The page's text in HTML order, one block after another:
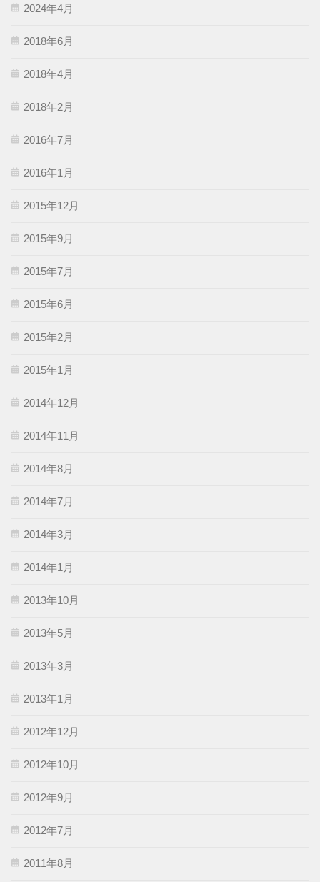
2024年4月
2018年6月
2018年4月
2018年2月
2016年7月
2016年1月
2015年12月
2015年9月
2015年7月
2015年6月
2015年2月
2015年1月
2014年12月
2014年11月
2014年8月
2014年7月
2014年3月
2014年1月
2013年10月
2013年5月
2013年3月
2013年1月
2012年12月
2012年10月
2012年9月
2012年7月
2011年8月